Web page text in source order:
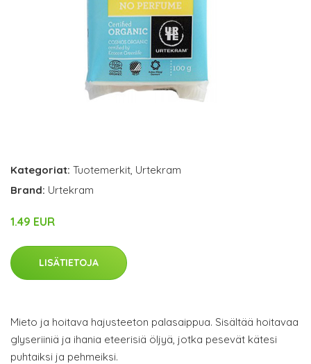
Kategoriat: Tuotemerkit, Urtekram
Brand: Urtekram
1.49 EUR
LISÄTIETOJA
Mieto ja hoitava hajusteeton palasaippua. Sisältää hoitavaa
glyseriiniä ja ihania eteerisiä öljyä, jotka pesevät kätesi
puhtaiksi ja pehmeiksi.